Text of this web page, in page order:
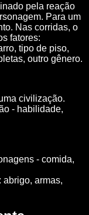
pela reação
Para um
Nas corridas, o
fatores:
tipo de piso,
outro gênero.
civilização.
- habilidade,
- comida,
abrigo, armas,